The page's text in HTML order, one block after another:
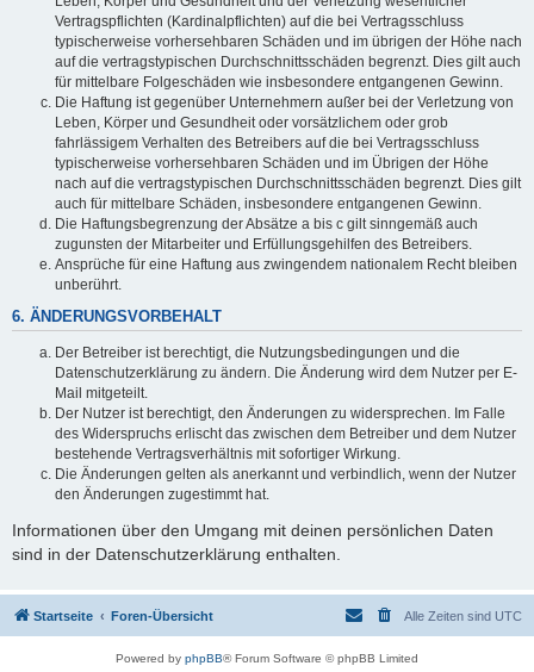
Vertragspflichten (Kardinalpflichten) auf die bei Vertragsschluss
typischerweise vorhersehbaren Schäden und im übrigen der Höhe nach
auf die vertragstypischen Durchschnittsschäden begrenzt. Dies gilt auch
für mittelbare Folgeschäden wie insbesondere entgangenen Gewinn.
Die Haftung ist gegenüber Unternehmern außer bei der Verletzung von
Leben, Körper und Gesundheit oder vorsätzlichem oder grob
fahrlässigem Verhalten des Betreibers auf die bei Vertragsschluss
typischerweise vorhersehbaren Schäden und im Übrigen der Höhe
nach auf die vertragstypischen Durchschnittsschäden begrenzt. Dies gilt
auch für mittelbare Schäden, insbesondere entgangenen Gewinn.
Die Haftungsbegrenzung der Absätze a bis c gilt sinngemäß auch
zugunsten der Mitarbeiter und Erfüllungsgehilfen des Betreibers.
Ansprüche für eine Haftung aus zwingendem nationalem Recht bleiben
unberührt.
6. ÄNDERUNGSVORBEHALT
Der Betreiber ist berechtigt, die Nutzungsbedingungen und die
Datenschutzerklärung zu ändern. Die Änderung wird dem Nutzer per E-
Mail mitgeteilt.
Der Nutzer ist berechtigt, den Änderungen zu widersprechen. Im Falle
des Widerspruchs erlischt das zwischen dem Betreiber und dem Nutzer
bestehende Vertragsverhältnis mit sofortiger Wirkung.
Die Änderungen gelten als anerkannt und verbindlich, wenn der Nutzer
den Änderungen zugestimmt hat.
Informationen über den Umgang mit deinen persönlichen Daten
sind in der Datenschutzerklärung enthalten.
Startseite Foren-Übersicht Alle Zeiten sind UTC
Powered by phpBB® Forum Software © phpBB Limited